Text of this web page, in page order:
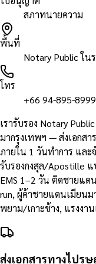
สภาทนายความ
พื้นที่
Notary Public ใน
โทร
+66 94-895-8999
เรารับรอง Notary
มากรุงเทพฯ — ส่งเอกส
ภายใน 1 วันทำการ แล
รับรองกงสุล/Apostille แ
EMS 1–2 วัน ติดชายแด
run, ผู้ค้าชายแดนเมียนม
พยาม/เกาะช้าง, แรงงา
ส่งเอกสารทางไปร